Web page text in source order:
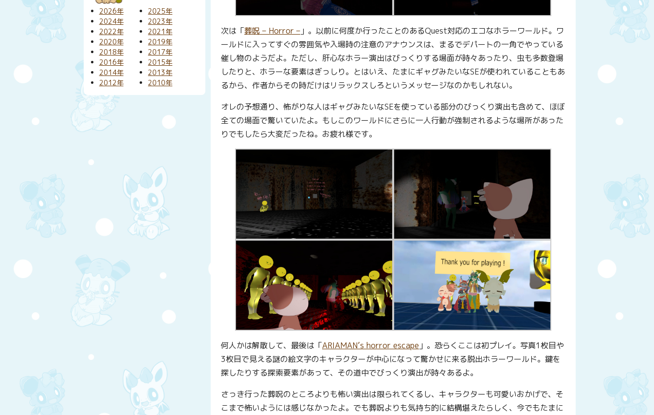
次は「葬呪 – Horror –」。以前に何度か行ったことのあるQuest対応のエコなホラーワールド。ワ
ールドに入ってすぐの雰囲気や入場時の注意のアナウンスは、まるでデパートの一角でやっている
催し物のようだよ。ただし、肝心なホラー演出はびっくりする場面が時々あったり、虫も多数登場
したりと、ホラーな要素はぎっしり。とはいえ、たまにギャグみたいなSEが使われていることもあ
るから、作者からその時だけはリラックスしろというメッセージなのかもしれない。
オレの予想通り、怖がりな人はギャグみたいなSEを使っている部分のびっくり演出も含めて、ほぼ
全ての場面で驚いていたよ。もしこのワールドにさらに一人行動が強制されるような場所があった
りでもしたら大変だったね。お疲れ様です。
何人かは解散して、最後は「ARIAMAN’s horror escape 」。恐らくここは初プレイ。写真1枚目や
3枚目で見える謎の絵文字のキャラクターが中心になって驚かせに来る脱出ホラーワールド。鍵を
探したりする探索要素があって、その道中でびっくり演出が時々あるよ。
さっき行った葬呪のところよりも怖い演出は限られてくるし、キャラクターも可愛いおかげで、そ
こまで怖いようには感じなかったよ。でも葬呪よりも気持ち的に結構堪えたらしく、今でもたまに
2026年
2025年
2024年
2023年
2022年
2021年
2020年
2019年
2018年
2017年
2016年
2015年
2014年
2013年
2012年
2010年